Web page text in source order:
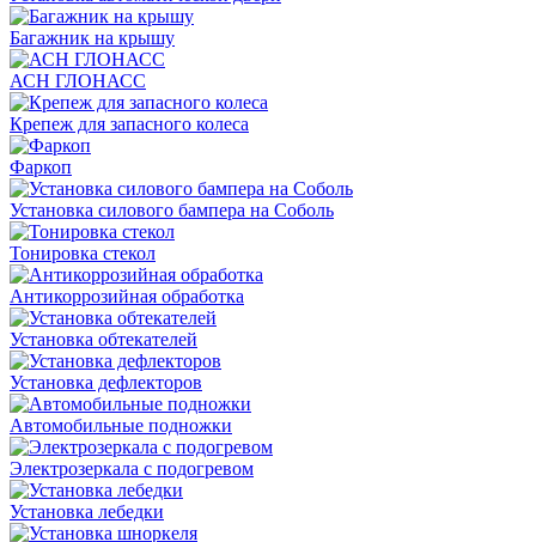
Багажник на крышу
АСН ГЛОНАСС
Крепеж для запасного колеса
Фаркоп
Установка силового бампера на Соболь
Тонировка стекол
Антикоррозийная обработка
Установка обтекателей
Установка дефлекторов
Автомобильные подножки
Электрозеркала с подогревом
Установка лебедки